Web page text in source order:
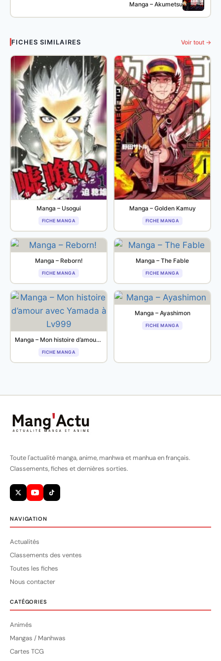
Manga – Akumetsu
FICHES SIMILAIRES Voir tout →
Manga – Usogui
FICHE MANGA
Manga – Golden Kamuy
FICHE MANGA
Manga – Reborn!
FICHE MANGA
Manga – The Fable
FICHE MANGA
Manga – Mon histoire d’amour avec Yamada à Lv999
FICHE MANGA
Manga – Ayashimon
FICHE MANGA
Toute l'actualité manga, anime, manhwa et manhua en français.
Classements, fiches et dernières sorties.
NAVIGATION
Actualités
Classements des ventes
Toutes les fiches
Nous contacter
CATÉGORIES
Animés
Mangas / Manhwas
Cartes TCG